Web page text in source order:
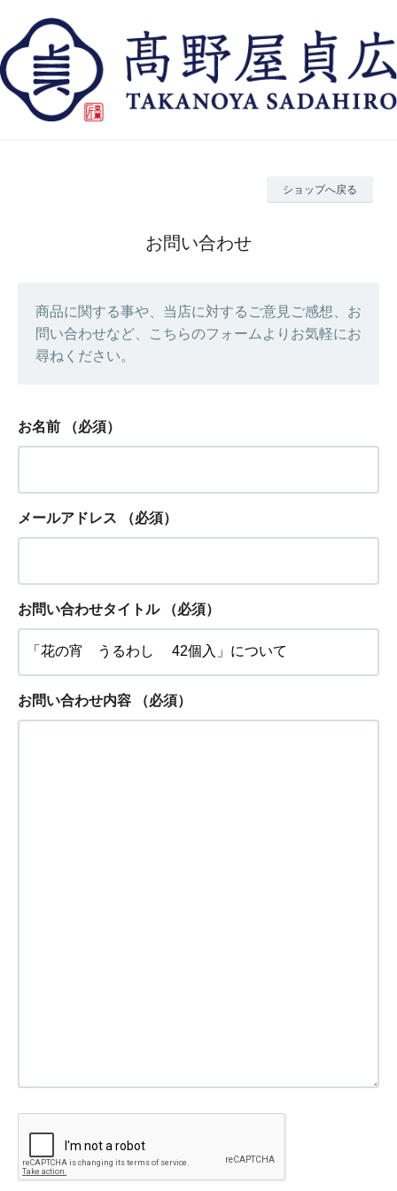
ショップへ戻る
お問い合わせ
商品に関する事や、当店に対するご意見ご感想、お
問い合わせなど、こちらのフォームよりお気軽にお
尋ねください。
お名前 （必須）
メールアドレス （必須）
お問い合わせタイトル （必須）
お問い合わせ内容 （必須）